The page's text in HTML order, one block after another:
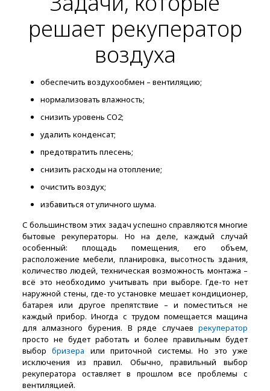
решает рекуператор
воздуха
обеспечить воздухообмен – вентиляцию;
нормализовать влажность;
снизить уровень CO2;
удалить конденсат;
предотвратить плесень;
снизить расходы на отопление;
очистить воздух;
избавиться от уличного шума.
С большинством этих задач успешно справляются многие
бытовые рекуператоры. Но на деле, каждый случай
особенный: площадь помещения, его объем,
расположение мебели, планировка, высотность здания,
количество людей, техническая возможность монтажа –
всё это необходимо учитывать при выборе. Где-то нет
наружной стены, где-то установке мешает кондиционер,
батарея или другое препятствие – и поместиться не
каждый прибор. Иногда с трудом помещается мащина
для алмазного бурения. В ряде случаеврекуператор
просто не будет работать и более правильным будет
выборбризера или приточной системы. Но это уже
исключения из правил. Обычно, правильный выбор
рекуператора оставляет в прошлом все проблемы с
вентиляцией.